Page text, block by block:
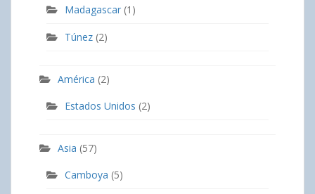
Madagascar (1)
Túnez (2)
América (2)
Estados Unidos (2)
Asia (57)
Camboya (5)